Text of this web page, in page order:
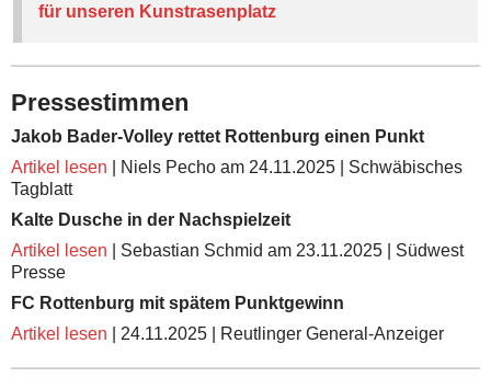
für unseren Kunstrasenplatz
Pressestimmen
Jakob Bader-Volley rettet Rottenburg einen Punkt
Artikel lesen | Niels Pecho am 24.11.2025 | Schwäbisches
Tagblatt
Kalte Dusche in der Nachspielzeit
Artikel lesen | Sebastian Schmid am 23.11.2025 | Südwest
Presse
FC Rottenburg mit spätem Punktgewinn
Artikel lesen | 24.11.2025 | Reutlinger General-Anzeiger